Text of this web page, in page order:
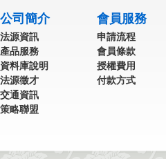
公司簡介
法源資訊
產品服務
資料庫說明
法源徵才
交通資訊
策略聯盟
會員服務
申請流程
會員條款
授權費用
付款方式